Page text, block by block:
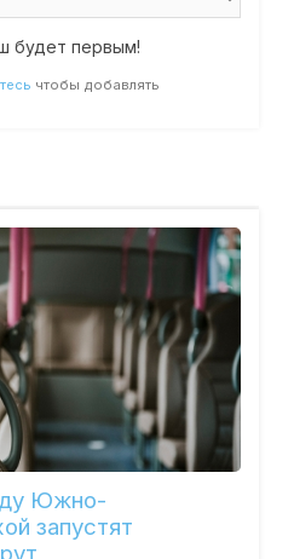
будет первым!
чтобы добавлять
Южно-
запустят